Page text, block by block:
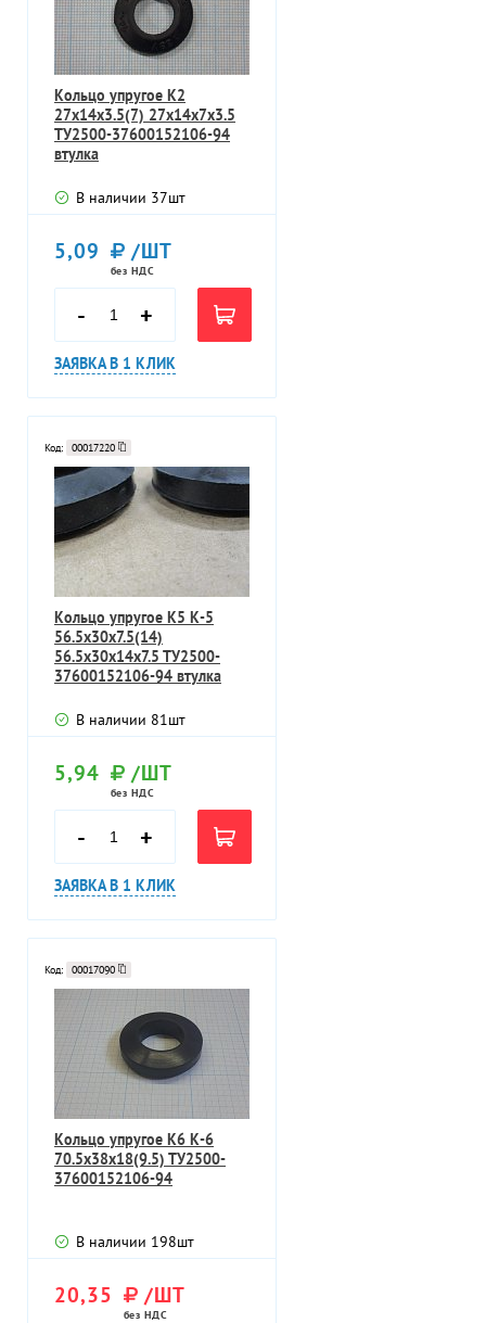
Кольцо упругое К2
27х14х3.5(7) 27х14х7х3.5
ТУ2500-37600152106-94
втулка
В наличии 37шт
5,09 /ШТ
без НДС
- +
ЗАЯВКА В 1 КЛИК
Код: 00017220
Кольцо упругое К5 К-5
56.5х30х7.5(14)
56.5х30х14х7.5 ТУ2500-
37600152106-94 втулка
В наличии 81шт
5,94 /ШТ
без НДС
- +
ЗАЯВКА В 1 КЛИК
Код: 00017090
Кольцо упругое К6 К-6
70.5х38х18(9.5) ТУ2500-
37600152106-94
В наличии 198шт
20,35 /ШТ
без НДС